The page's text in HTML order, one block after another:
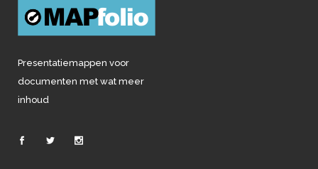
Presentatiemappen voor
documenten met wat meer
inhoud